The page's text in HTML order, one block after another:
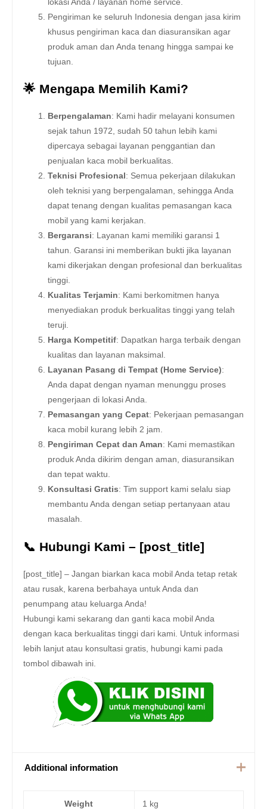
lokasi Anda / layanan home service.
Pengiriman ke seluruh Indonesia dengan jasa kirim
khusus pengiriman kaca dan diasuransikan agar
produk aman dan Anda tenang hingga sampai ke
tujuan.
🌟 Mengapa Memilih Kami?
Berpengalaman: Kami hadir melayani konsumen
sejak tahun 1972, sudah 50 tahun lebih kami
dipercaya sebagai layanan penggantian dan
penjualan kaca mobil berkualitas.
Teknisi Profesional : Semua pekerjaan dilakukan
oleh teknisi yang berpengalaman, sehingga Anda
dapat tenang dengan kualitas pemasangan kaca
mobil yang kami kerjakan.
Bergaransi: Layanan kami memiliki garansi 1
tahun. Garansi ini memberikan bukti jika layanan
kami dikerjakan dengan profesional dan berkualitas
tinggi.
Kualitas Terjamin: Kami berkomitmen hanya
menyediakan produk berkualitas tinggi yang telah
teruji.
Harga Kompetitif: Dapatkan harga terbaik dengan
kualitas dan layanan maksimal.
Layanan Pasang di Tempat (Home Service):
Anda dapat dengan nyaman menunggu proses
pengerjaan di lokasi Anda.
Pemasangan yang Cepat: Pekerjaan pemasangan
kaca mobil kurang lebih 2 jam.
Pengiriman Cepat dan Aman: Kami memastikan
produk Anda dikirim dengan aman, diasuransikan
dan tepat waktu.
Konsultasi Gratis: Tim support kami selalu siap
membantu Anda dengan setiap pertanyaan atau
masalah.
📞 Hubungi Kami – [post_title]
[post_title] – Jangan biarkan kaca mobil Anda tetap retak
atau rusak, karena berbahaya untuk Anda dan
penumpang atau keluarga Anda!
Hubungi kami sekarang dan ganti kaca mobil Anda
dengan kaca berkualitas tinggi dari kami. Untuk informasi
lebih lanjut atau konsultasi gratis, hubungi kami pada
tombol dibawah ini.
Additional information
Weight 1 kg